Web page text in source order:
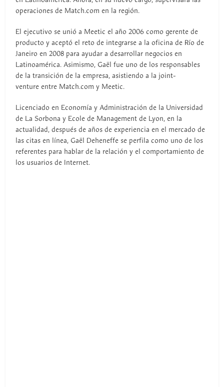
operaciones de Match.com en la región.
El ejecutivo se unió a Meetic el año 2006 como gerente de
producto y aceptó el reto de integrarse a la oficina de Río de
Janeiro en 2008 para ayudar a desarrollar negocios en
Latinoamérica. Asimismo, Gaël fue uno de los responsables
de la transición de la empresa, asistiendo a la joint-
venture entre Match.com y Meetic.
Licenciado en Economía y Administración de la Universidad
de La Sorbona y Ecole de Management de Lyon, en la
actualidad, después de años de experiencia en el mercado de
las citas en línea, Gaël Deheneffe se perfila como uno de los
referentes para hablar de la relación y el comportamiento de
los usuarios de Internet.